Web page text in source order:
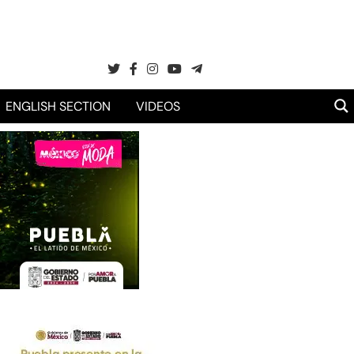
ENGLISH SECTION VIDEOS